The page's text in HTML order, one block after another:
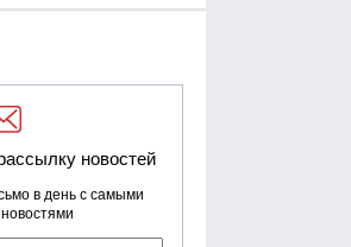
новостей
в день с самыми